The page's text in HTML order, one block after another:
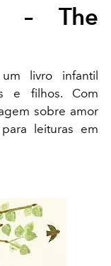
– The
livro infantil
e filhos. Com
sobre amor
leituras em